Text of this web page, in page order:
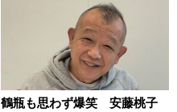
鶴瓶も思わず爆笑 安藤桃子